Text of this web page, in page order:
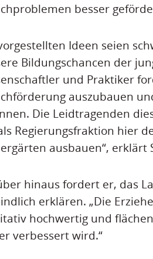
besser
Ideen seien
Bildungschancen der
und Praktiker
auszubauen
Die Leidtragenden
Regierungsfraktion hier
ausbauen“, erklärt
hinaus fordert er, das
erklären. „Die
hochwertig und
verbessert wird.“